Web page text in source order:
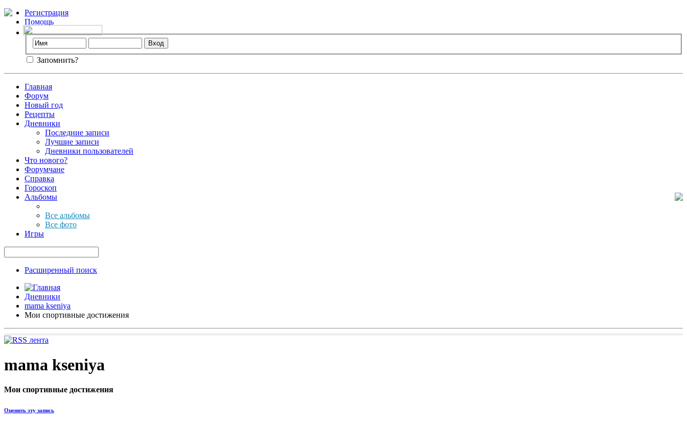
Регистрация
Помощь
Запомнить?
Главная
Форум
Новый год
Рецепты
Дневники
Последние записи
Лучшие записи
Дневники пользователей
Что нового?
Форумчане
Справка
Гороскоп
Альбомы
Все альбомы
Все фото
Игры
Расширенный поиск
Дневники
mama kseniya
Мои спортивные достижения
mama kseniya
Мои спортивные достижения
Оценить эту запись